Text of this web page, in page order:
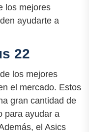
los mejores
ayudarte a
22
los mejores
el mercado. Estos
gran cantidad de
para ayudar a
el Asics